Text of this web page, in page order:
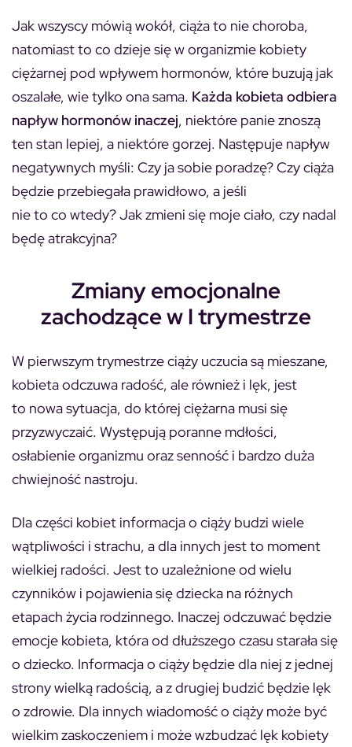
Jak wszyscy mówią wokół, ciąża to nie choroba,
natomiast to co dzieje się w organizmie kobiety
ciężarnej pod wpływem hormonów, które buzują jak
oszalałe, wie tylko ona sama. Każda kobieta odbiera
napływ hormonów inaczej, niektóre panie znoszą
ten stan lepiej, a niektóre gorzej. Następuje napływ
negatywnych myśli: Czy ja sobie poradzę? Czy ciąża
będzie przebiegała prawidłowo, a jeśli
nie to co wtedy? Jak zmieni się moje ciało, czy nadal
będę atrakcyjna?
Zmiany emocjonalne
zachodzące w I trymestrze
W pierwszym trymestrze ciąży uczucia są mieszane,
kobieta odczuwa radość, ale również i lęk, jest
to nowa sytuacja, do której ciężarna musi się
przyzwyczaić. Występują poranne mdłości,
osłabienie organizmu oraz senność i bardzo duża
chwiejność nastroju.
Dla części kobiet informacja o ciąży budzi wiele
wątpliwości i strachu, a dla innych jest to moment
wielkiej radości. Jest to uzależnione od wielu
czynników i pojawienia się dziecka na różnych
etapach życia rodzinnego. Inaczej odczuwać będzie
emocje kobieta, która od dłuższego czasu starała się
o dziecko. Informacja o ciąży będzie dla niej z jednej
strony wielką radością, a z drugiej budzić będzie lęk
o zdrowie. Dla innych wiadomość o ciąży może być
wielkim zaskoczeniem i może wzbudzać lęk kobiety